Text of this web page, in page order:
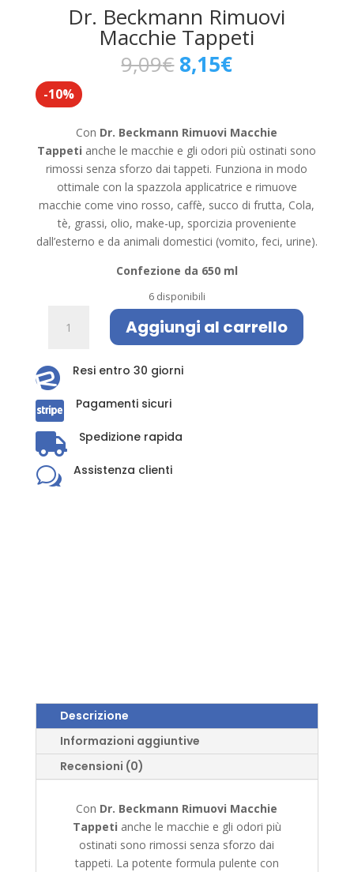
Dr. Beckmann Rimuovi
Macchie Tappeti
9,09€ Il
prezzo
9,09€.
8,15€Il
8,15€.
-10%
Con Dr. Beckmann Rimuovi Macchie
Tappeti anche le macchie e gli odori più ostinati sono
rimossi senza sforzo dai tappeti. Funziona in modo
ottimale con la spazzola applicatrice e rimuove
macchie come vino rosso, caffè, succo di frutta, Cola,
tè, grassi, olio, make-up, sporcizia proveniente
dall’esterno e da animali domestici (vomito, feci, urine).
Confezione da 650 ml
6 disponibili
Beckmann
Macchie
Tappeti
quantità
Aggiungi al carrello
 Resi entro 30 giorni
 Pagamenti sicuri
 Spedizione rapida
w Assistenza clienti
Descrizione
Informazioni aggiuntive
Recensioni (0)
Con Dr. Beckmann Rimuovi Macchie
Tappeti anche le macchie e gli odori più
ostinati sono rimossi senza sforzo dai
tappeti. La potente formula pulente con